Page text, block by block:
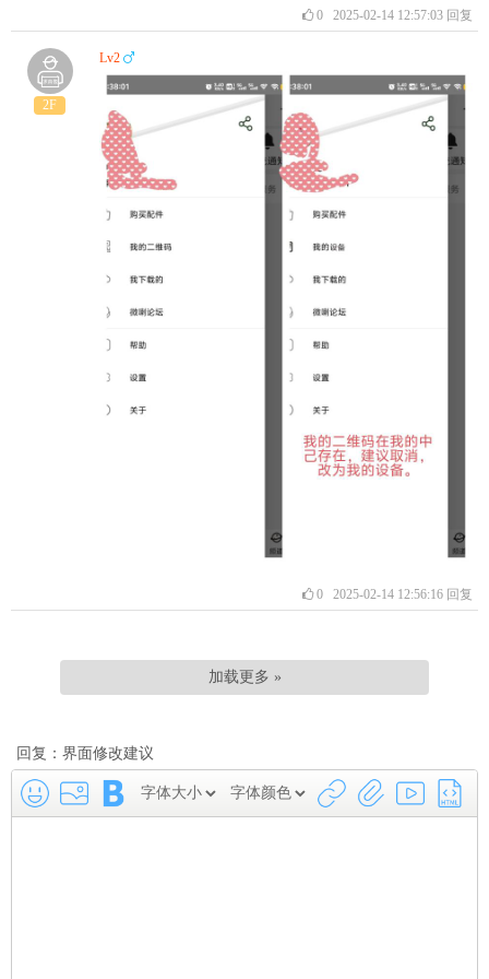
02025-02-14 12:57:03 回复
2F
Lv2
02025-02-14 12:56:16 回复
加载更多 »
回复：界面修改建议